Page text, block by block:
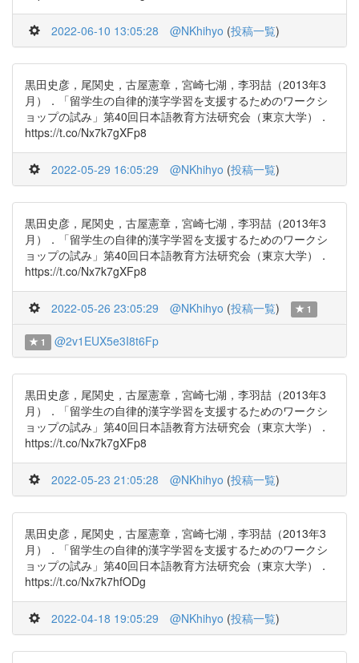
2022-06-10 13:05:28 @NKhihyo (投稿一覧)
黒田史彦，尾関史，古屋憲章，宮崎七湖，李羽喆（2013年3
月）．「留学生の自律的漢字学習を支援するためのワークシ
ョップの試み」第40回日本語教育方法研究会（東京大学）．
https://t.co/Nx7k7gXFp8
2022-05-29 16:05:29 @NKhihyo (投稿一覧)
黒田史彦，尾関史，古屋憲章，宮崎七湖，李羽喆（2013年3
月）．「留学生の自律的漢字学習を支援するためのワークシ
ョップの試み」第40回日本語教育方法研究会（東京大学）．
https://t.co/Nx7k7gXFp8
2022-05-26 23:05:29 @NKhihyo (投稿一覧) 1
1 @2v1EUX5e3I8t6Fp
黒田史彦，尾関史，古屋憲章，宮崎七湖，李羽喆（2013年3
月）．「留学生の自律的漢字学習を支援するためのワークシ
ョップの試み」第40回日本語教育方法研究会（東京大学）．
https://t.co/Nx7k7gXFp8
2022-05-23 21:05:28 @NKhihyo (投稿一覧)
黒田史彦，尾関史，古屋憲章，宮崎七湖，李羽喆（2013年3
月）．「留学生の自律的漢字学習を支援するためのワークシ
ョップの試み」第40回日本語教育方法研究会（東京大学）．
https://t.co/Nx7k7hfODg
2022-04-18 19:05:29 @NKhihyo (投稿一覧)